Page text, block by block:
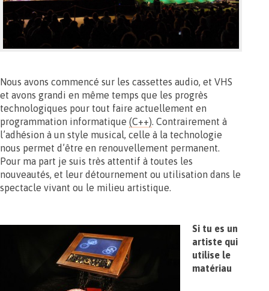
Nous avons commencé sur les cassettes audio, et VHS
et avons grandi en même temps que les progrès
technologiques pour tout faire actuellement en
programmation informatique (C++) . Contrairement à
l’adhésion à un style musical, celle à la technologie
nous permet d’être en renouvellement permanent.
Pour ma part je suis très attentif à toutes les
nouveautés, et leur détournement ou utilisation dans le
spectacle vivant ou le milieu artistique.
Si tu es un
artiste qui
utilise le
matériau